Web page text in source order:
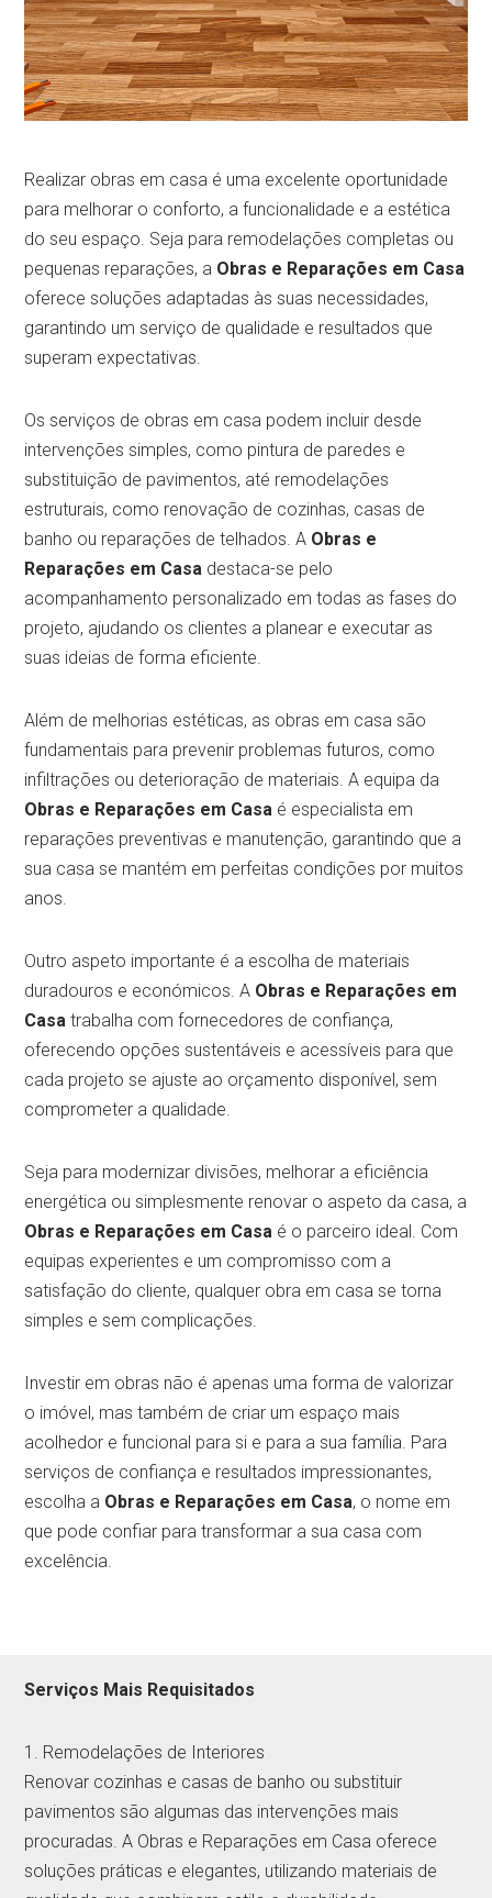
Realizar obras em casa é uma excelente oportunidade
para melhorar o conforto, a funcionalidade e a estética
do seu espaço. Seja para remodelações completas ou
pequenas reparações, a Obras e Reparações em Casa
oferece soluções adaptadas às suas necessidades,
garantindo um serviço de qualidade e resultados que
superam expectativas.
Os serviços de obras em casa podem incluir desde
intervenções simples, como pintura de paredes e
substituição de pavimentos, até remodelações
estruturais, como renovação de cozinhas, casas de
banho ou reparações de telhados. A Obras e
Reparações em Casa destaca-se pelo
acompanhamento personalizado em todas as fases do
projeto, ajudando os clientes a planear e executar as
suas ideias de forma eficiente.
Além de melhorias estéticas, as obras em casa são
fundamentais para prevenir problemas futuros, como
infiltrações ou deterioração de materiais. A equipa da
Obras e Reparações em Casa é especialista em
reparações preventivas e manutenção, garantindo que a
sua casa se mantém em perfeitas condições por muitos
anos.
Outro aspeto importante é a escolha de materiais
duradouros e económicos. A Obras e Reparações em
Casa trabalha com fornecedores de confiança,
oferecendo opções sustentáveis e acessíveis para que
cada projeto se ajuste ao orçamento disponível, sem
comprometer a qualidade.
Seja para modernizar divisões, melhorar a eficiência
energética ou simplesmente renovar o aspeto da casa, a
Obras e Reparações em Casa é o parceiro ideal. Com
equipas experientes e um compromisso com a
satisfação do cliente, qualquer obra em casa se torna
simples e sem complicações.
Investir em obras não é apenas uma forma de valorizar
o imóvel, mas também de criar um espaço mais
acolhedor e funcional para si e para a sua família. Para
serviços de confiança e resultados impressionantes,
escolha a Obras e Reparações em Casa, o nome em
que pode confiar para transformar a sua casa com
excelência.
Serviços Mais Requisitados
1. Remodelações de Interiores
Renovar cozinhas e casas de banho ou substituir
pavimentos são algumas das intervenções mais
procuradas. A Obras e Reparações em Casa oferece
soluções práticas e elegantes, utilizando materiais de